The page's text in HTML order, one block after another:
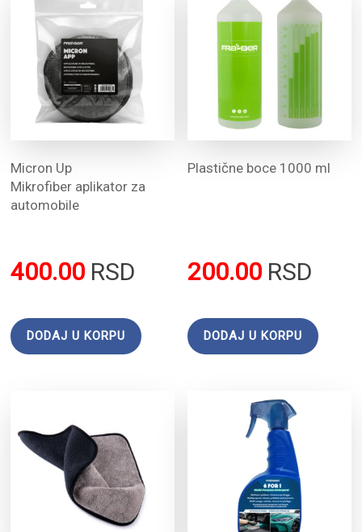
Micron Up
Mikrofiber aplikator za
automobile
400.00 RSD
DODAJ U KORPU
Plastične boce 1000 ml
200.00 RSD
DODAJ U KORPU